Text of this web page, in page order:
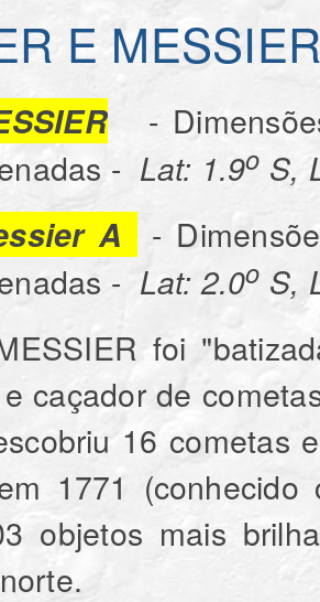
E
-
- Lat: 1.9o S,
A
-
- Lat: 2.0o S,
foi
caçador de
16 cometas
1771
objetos mais